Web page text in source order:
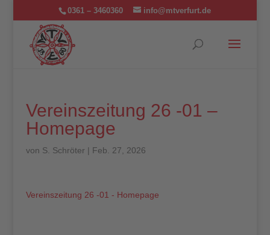
0361 – 3460360 info@mtverfurt.de
Vereinszeitung 26 -01 –
Homepage
von S. Schröter | Feb. 27, 2026
Vereinszeitung 26 -01 - Homepage